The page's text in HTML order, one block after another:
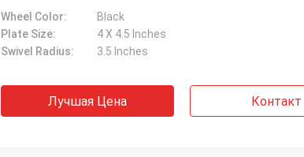
Wheel Color:
Black
Plate Size:
4 X 4.5 Inches
Swivel Radius:
3.5 Inches
Лучшая Цена Контакт